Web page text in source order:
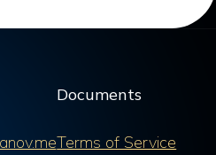
Documents
Terms of Service